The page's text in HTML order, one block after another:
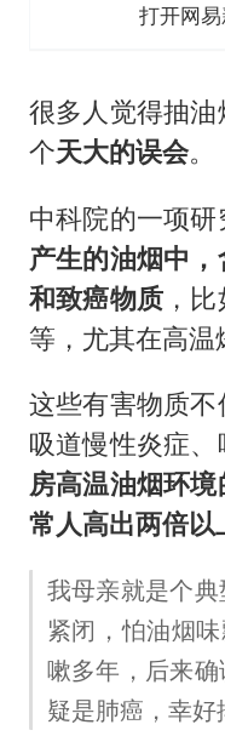
打开网
很多人觉得抽
个天大的误会。
中科院的一项研
产生的油烟中
和致癌物质 ，
等，尤其在高温
这些有害物质
吸道慢性炎症、
房高温油烟环
常人高出两倍以
我母亲就是个
紧闭，怕油烟
嗽多年，后来
疑是肺癌，幸好